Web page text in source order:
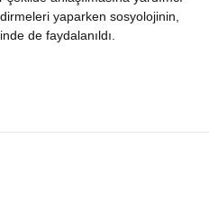
yaparken sosyolojinin,
de faydalanıldı.